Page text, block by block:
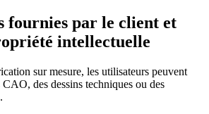
fournies par le client et
intellectuelle
sur mesure, les utilisateurs peuvent
des dessins techniques ou des